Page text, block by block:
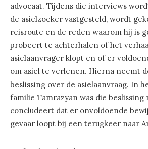
advocaat. Tijdens die interviews
de asielzoeker vastgesteld, wordt
reisroute en de reden waarom hij is
probeert te achterhalen of het
asielaanvrager klopt en of er
om asiel te verlenen. Hierna neemt
beslissing over de asielaanvraag. In
familie Tamrazyan was die
concludeert dat er onvoldoende
gevaar loopt bij een terugkeer naar